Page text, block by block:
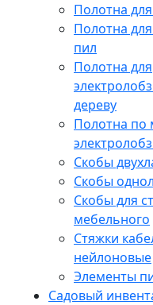
Полотна
Полотна
пил
Полотна для
дереву
Полотна по
Скобы
Скобы
Скобы для
мебельного
Стяжки
нейлоновые
Элементы
Садовый